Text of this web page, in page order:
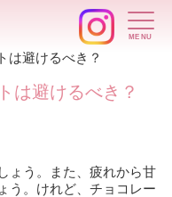
は避けるべき？
は避けるべき？
ょう。また、疲れから甘
う。けれど、チョコレー